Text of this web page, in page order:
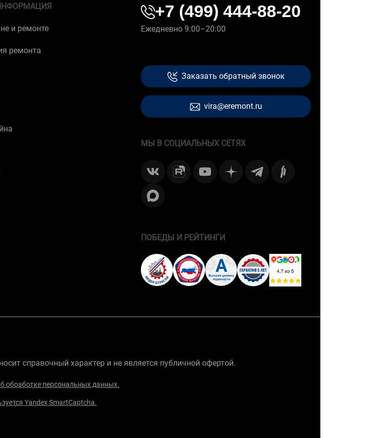
и ремонте
ремонта
+7 (499) 444-88-20
Ежедневно 9:00–20:00
Заказать обратный звонок
vira@eremont.ru
МЫ В СОЦИАЛЬНЫХ СЕТЯХ
ПОБЕДЫ И РЕЙТИНГИ
справочный характер и не является публичной офертой.
обработке персональных данных.
Yandex SmartCaptcha.